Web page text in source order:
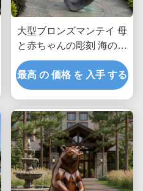
大型ブロンズマンテイ 母
と赤ちゃんの彫刻 海の動
物 沿岸庭園 屋外美術像
最高 の 価格 を 入手 する